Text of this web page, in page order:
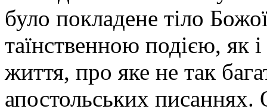
було покладене тіло
таїнственною подією, як
життя, про яке не так
апостольських